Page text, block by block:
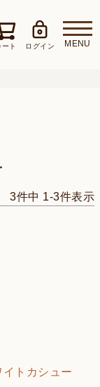
3件中 1-3件表示
トカシュー